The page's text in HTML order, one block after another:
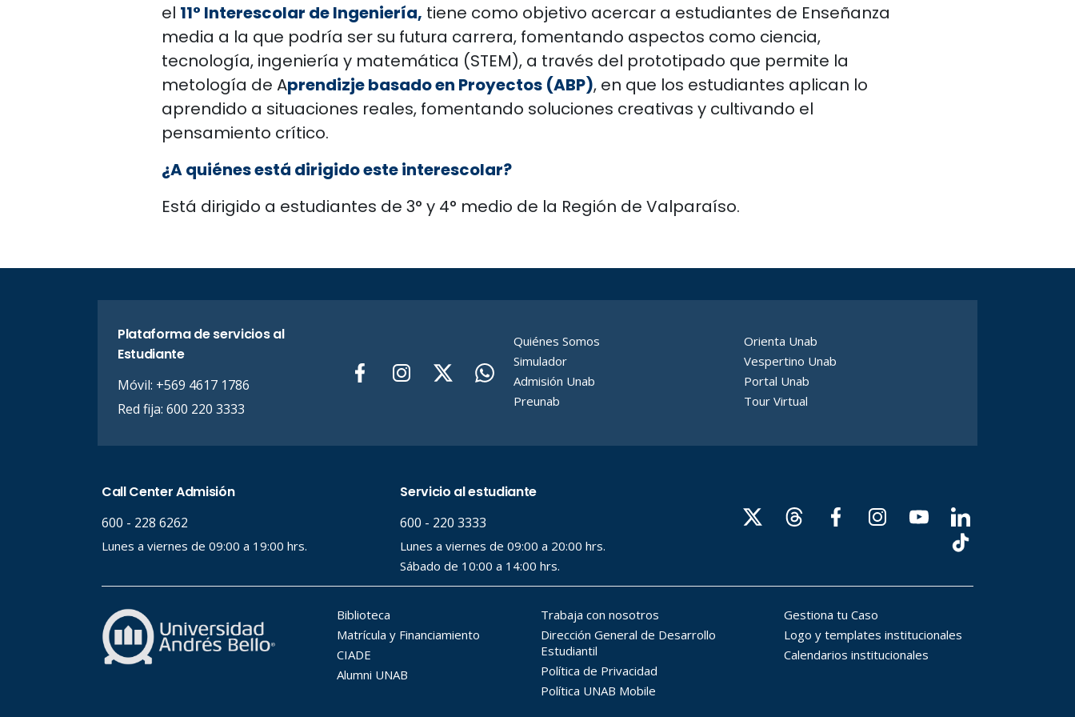
el 11° Interescolar de Ingeniería, tiene como objetivo acercar a estudiantes de Enseñanza
media a la que podría ser su futura carrera, fomentando aspectos como ciencia,
tecnología, ingeniería y matemática (STEM), a través del prototipado que permite la
metología de Aprendizje basado en Proyectos (ABP), en que los estudiantes aplican lo
aprendido a situaciones reales, fomentando soluciones creativas y cultivando el
pensamiento crítico.
¿A quiénes está dirigido este interescolar?
Está dirigido a estudiantes de 3° y 4° medio de la Región de Valparaíso.